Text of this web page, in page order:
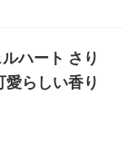
ハート さり
愛らしい香り